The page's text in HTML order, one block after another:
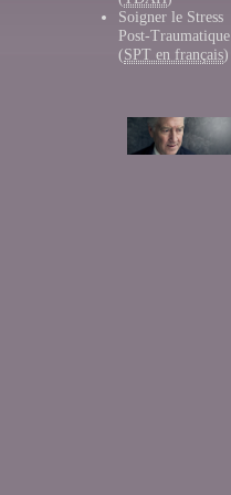
Soigner le Stress
Post-Traumatique
(SPT en français)